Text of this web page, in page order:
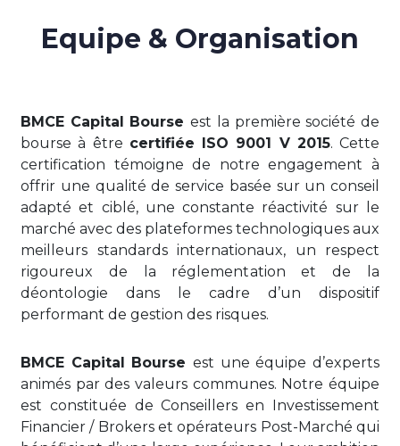
Equipe & Organisation
BMCE Capital Bourseest la première société de
bourse à être certifiée ISO 9001 V 2015. Cette
certification témoigne de notre engagement à
offrir une qualité de service basée sur un conseil
adapté et ciblé, une constante réactivité sur le
marché avec des plateformes technologiques aux
meilleurs standards internationaux, un respect
rigoureux de la réglementation et de la
déontologie dans le cadre d’un dispositif
performant de gestion des risques.
BMCE Capital Bourse est une équipe d’experts
animés par des valeurs communes. Notre équipe
est constituée de Conseillers en Investissement
Financier / Brokers et opérateurs Post-Marché qui